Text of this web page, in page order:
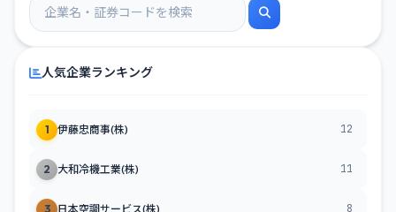
人気企業ランキング
1 伊藤忠商事(株) 12
2 大和冷機工業(株) 11
3 日本空調サービス(株) 8